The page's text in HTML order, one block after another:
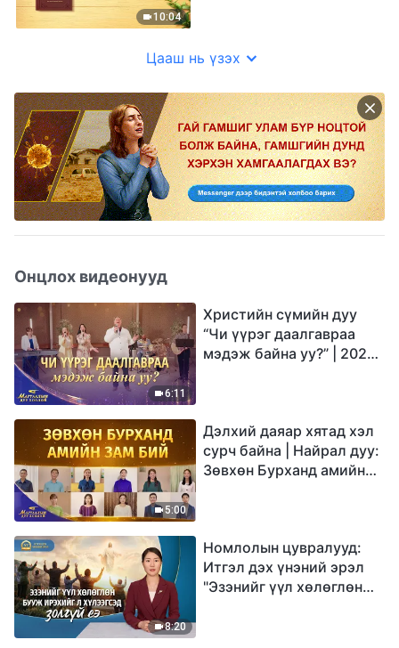
10:04
Цааш нь үзэх
Онцлох видеонууд
6:11
Христийн сүмийн дуу
“Чи үүрэг даалгавраа
мэдэж байна уу?” | 2026
5:00
Дэлхий даяар хятад хэл
сурч байна | Найрал дуу:
Зөвхөн Бурханд амийн
8:20
Номлолын цувралууд:
Итгэл дэх үнэний эрэл
"Эзэнийг үүл хөлөглөн